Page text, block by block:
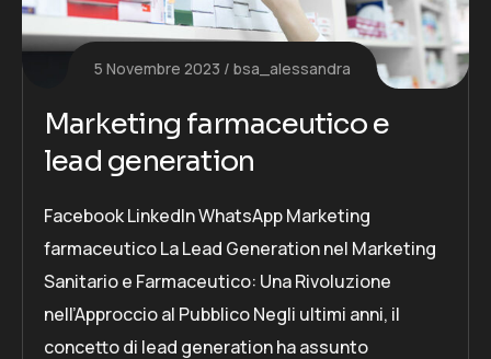
5 Novembre 2023 bsa_alessandra
Marketing farmaceutico e
lead generation
Facebook LinkedIn WhatsApp Marketing
farmaceutico La Lead Generation nel Marketing
Sanitario e Farmaceutico: Una Rivoluzione
nell’Approccio al Pubblico Negli ultimi anni, il
concetto di lead generation ha assunto